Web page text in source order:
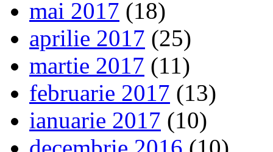
mai 2017 (18)
aprilie 2017 (25)
martie 2017 (11)
februarie 2017 (13)
ianuarie 2017 (10)